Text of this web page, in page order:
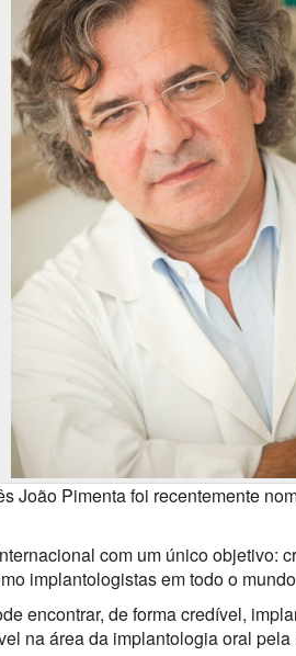
João Pimenta foi recentemente
com um único objetivo:
implantologistas em todo o
encontrar, de forma credível,
na área da implantologia oral